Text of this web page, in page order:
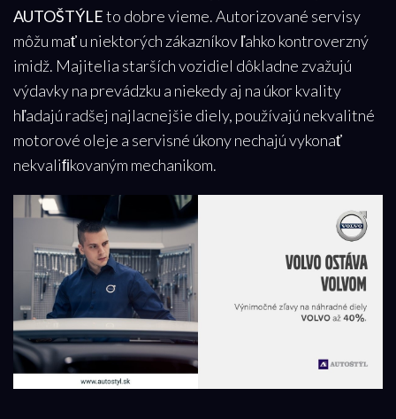
AUTOŠTÝLEto dobre vieme. Autorizované servisy
môžu mať u niektorých zákazníkov ľahko kontroverzný
imidž. Majitelia starších vozidiel dôkladne zvažujú
výdavky na prevádzku a niekedy aj na úkor kvality
hľadajú radšej najlacnejšie diely, používajú nekvalitné
motorové oleje a servisné úkony nechajú vykonať
nekvaliﬁkovaným mechanikom.